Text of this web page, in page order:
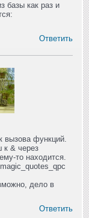
базы как раз и
Ответить
вызова функций.
к & через
то находится.
дело в
Ответить